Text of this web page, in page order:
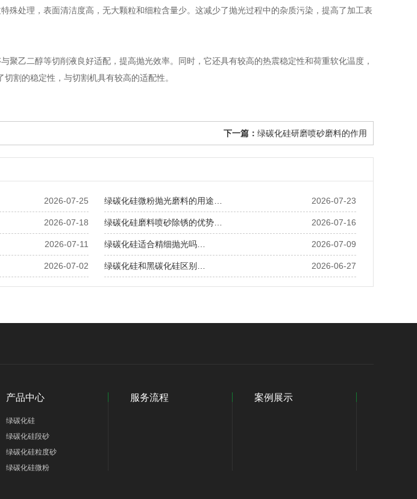
处理，表面清洁度高，无大颗粒和细粒含量少。这减少了抛光过程中的杂质污染，提高了加工表
乙二醇等切削液良好适配，提高抛光效率。同时，它还具有较高的热震稳定性和荷重软化温度，
割的稳定性，与切割机具有较高的适配性。
下一篇： 绿碳化硅研磨喷砂磨料的作用
2026-07-25 2026-07-23
绿碳化硅微粉抛光磨料的用途…
2026-07-18 2026-07-16
绿碳化硅磨料喷砂除锈的优势…
2026-07-11 2026-07-09
绿碳化硅适合精细抛光吗…
2026-07-02 2026-06-27
绿碳化硅和黑碳化硅区别…
产品中心
绿碳化硅
绿碳化硅段砂
绿碳化硅粒度砂
绿碳化硅微粉
服务流程 案例展示